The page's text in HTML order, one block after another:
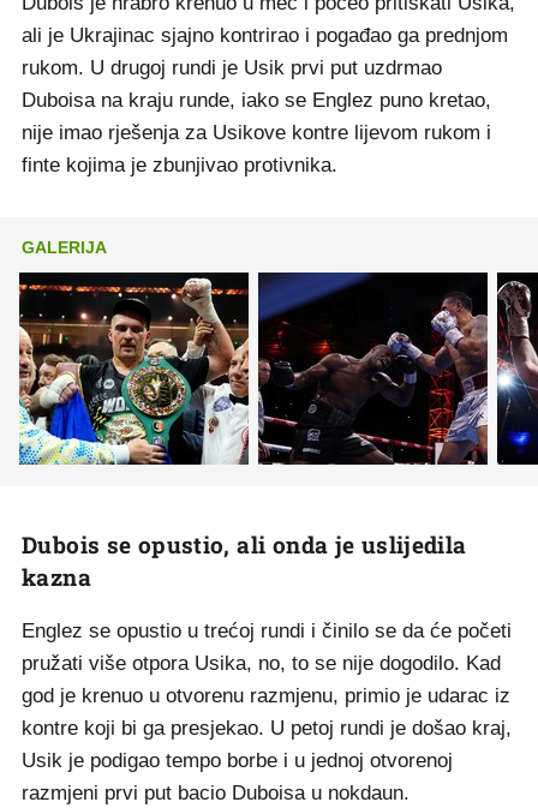
ali je Ukrajinac sjajno kontrirao i pogađao ga prednjom
rukom. U drugoj rundi je Usik prvi put uzdrmao
Duboisa na kraju runde, iako se Englez puno kretao,
nije imao rješenja za Usikove kontre lijevom rukom i
finte kojima je zbunjivao protivnika.
GALERIJA
Dubois se opustio, ali onda je uslijedila
kazna
Englez se opustio u trećoj rundi i činilo se da će početi
pružati više otpora Usika, no, to se nije dogodilo. Kad
god je krenuo u otvorenu razmjenu, primio je udarac iz
kontre koji bi ga presjekao. U petoj rundi je došao kraj,
Usik je podigao tempo borbe i u jednoj otvorenoj
razmjeni prvi put bacio Duboisa u nokdaun.